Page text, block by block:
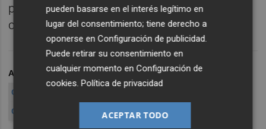
prestar declaración a los medios de
comunicación.
ARCHIVADO EN GÜRTEL TRAJES CLIMENT
CAMPS
COSTA
CASTEDO
BARBERÁ
pueden basarse en el interés legítimo en
lugar del consentimiento; tiene derecho a
oponerse enConfiguración de publicidad.
Puede retirar su consentimiento en
cualquier momento enConfiguración de
cookies.Política de privacidad
ACEPTAR TODO